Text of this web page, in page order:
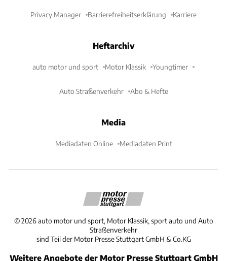
Privacy Manager Barrierefreiheitserklärung Karriere
Heftarchiv
auto motor und sport Motor Klassik Youngtimer
Auto Straßenverkehr Abo & Hefte
Media
Mediadaten Online Mediadaten Print
©2026 auto motor und sport, Motor Klassik, sport auto und Auto
Straßenverkehr
sind Teil der Motor Presse Stuttgart GmbH & Co.KG
Weitere Angebote der Motor Presse Stuttgart GmbH